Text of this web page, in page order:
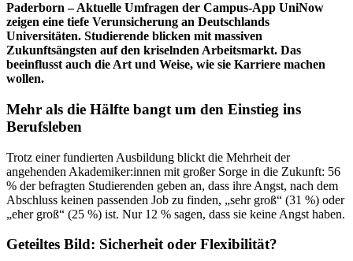
Paderborn– Aktuelle Umfragen der Campus-App UniNow
zeigen eine tiefe Verunsicherung an Deutschlands
Universitäten. Studierende blicken mit massiven
Zukunftsängsten auf den kriselnden Arbeitsmarkt. Das
beeinflusst auch die Art und Weise, wie sie Karriere machen
wollen.
Mehr als die Hälfte bangt um den Einstieg ins
Berufsleben
Trotz einer fundierten Ausbildung blickt die Mehrheit der
angehenden Akademiker:innen mit großer Sorge in die Zukunft: 56
% der befragten Studierenden geben an, dass ihre Angst, nach dem
Abschluss keinen passenden Job zu finden, „sehr groß“ (31 %) oder
„eher groß“ (25 %) ist. Nur 12 % sagen, dass sie keine Angst haben.
Geteiltes Bild: Sicherheit oder Flexibilität?